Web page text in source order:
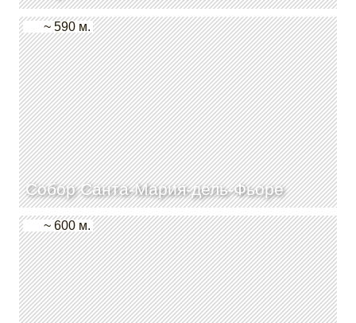
Собор Санта-Мария-дель-Фьоре
~ 590 м.
~ 600 м.